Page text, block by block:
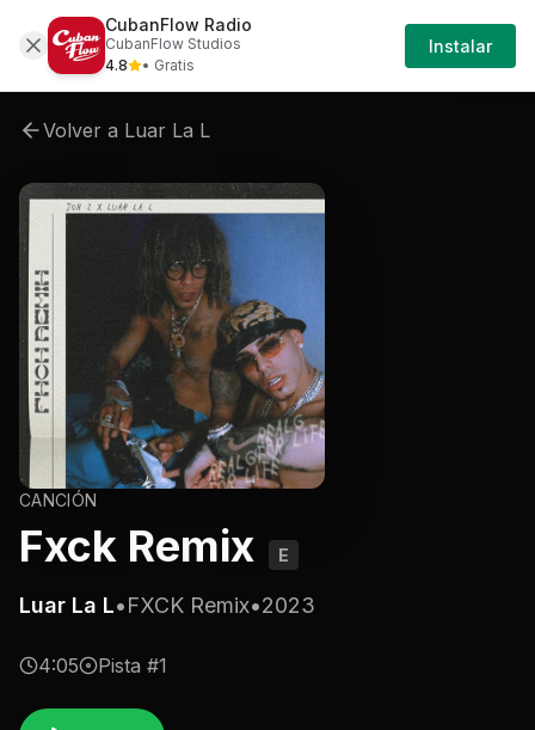
Artistas Luar-la-l Luar-la-l-fxck-remix
Volver a Luar La L
CANCIÓN
Fxck Remix E
Luar La L•FXCK Remix•2023
4:05 Pista #1
CubanFlow Radio
CubanFlow Studios
4.8
• Gratis
Instalar